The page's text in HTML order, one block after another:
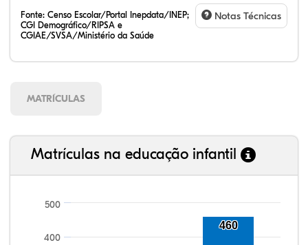
Fonte: Censo Escolar/Portal Inepdata/INEP;
CGI Demográfico/RIPSA e
CGIAE/SVSA/Ministério da Saúde
Notas Técnicas
MATRÍCULAS
Matrículas na educação infantil
400
500
460
100,25%
100,09%
92,22%
96,04%
87,35%
99,81%
100,00%
88,82%
92,94%
78,33%